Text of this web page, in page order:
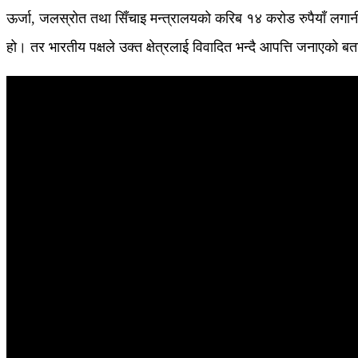
ऊर्जा, जलस्रोत तथा सिँचाइ मन्त्रालयको करिब १४ करोड रुपैयाँ
हो। तर भारतीय पक्षले उक्त क्षेत्रलाई विवादित भन्दै आपत्ति जनाएको